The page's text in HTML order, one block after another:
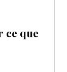
ce que